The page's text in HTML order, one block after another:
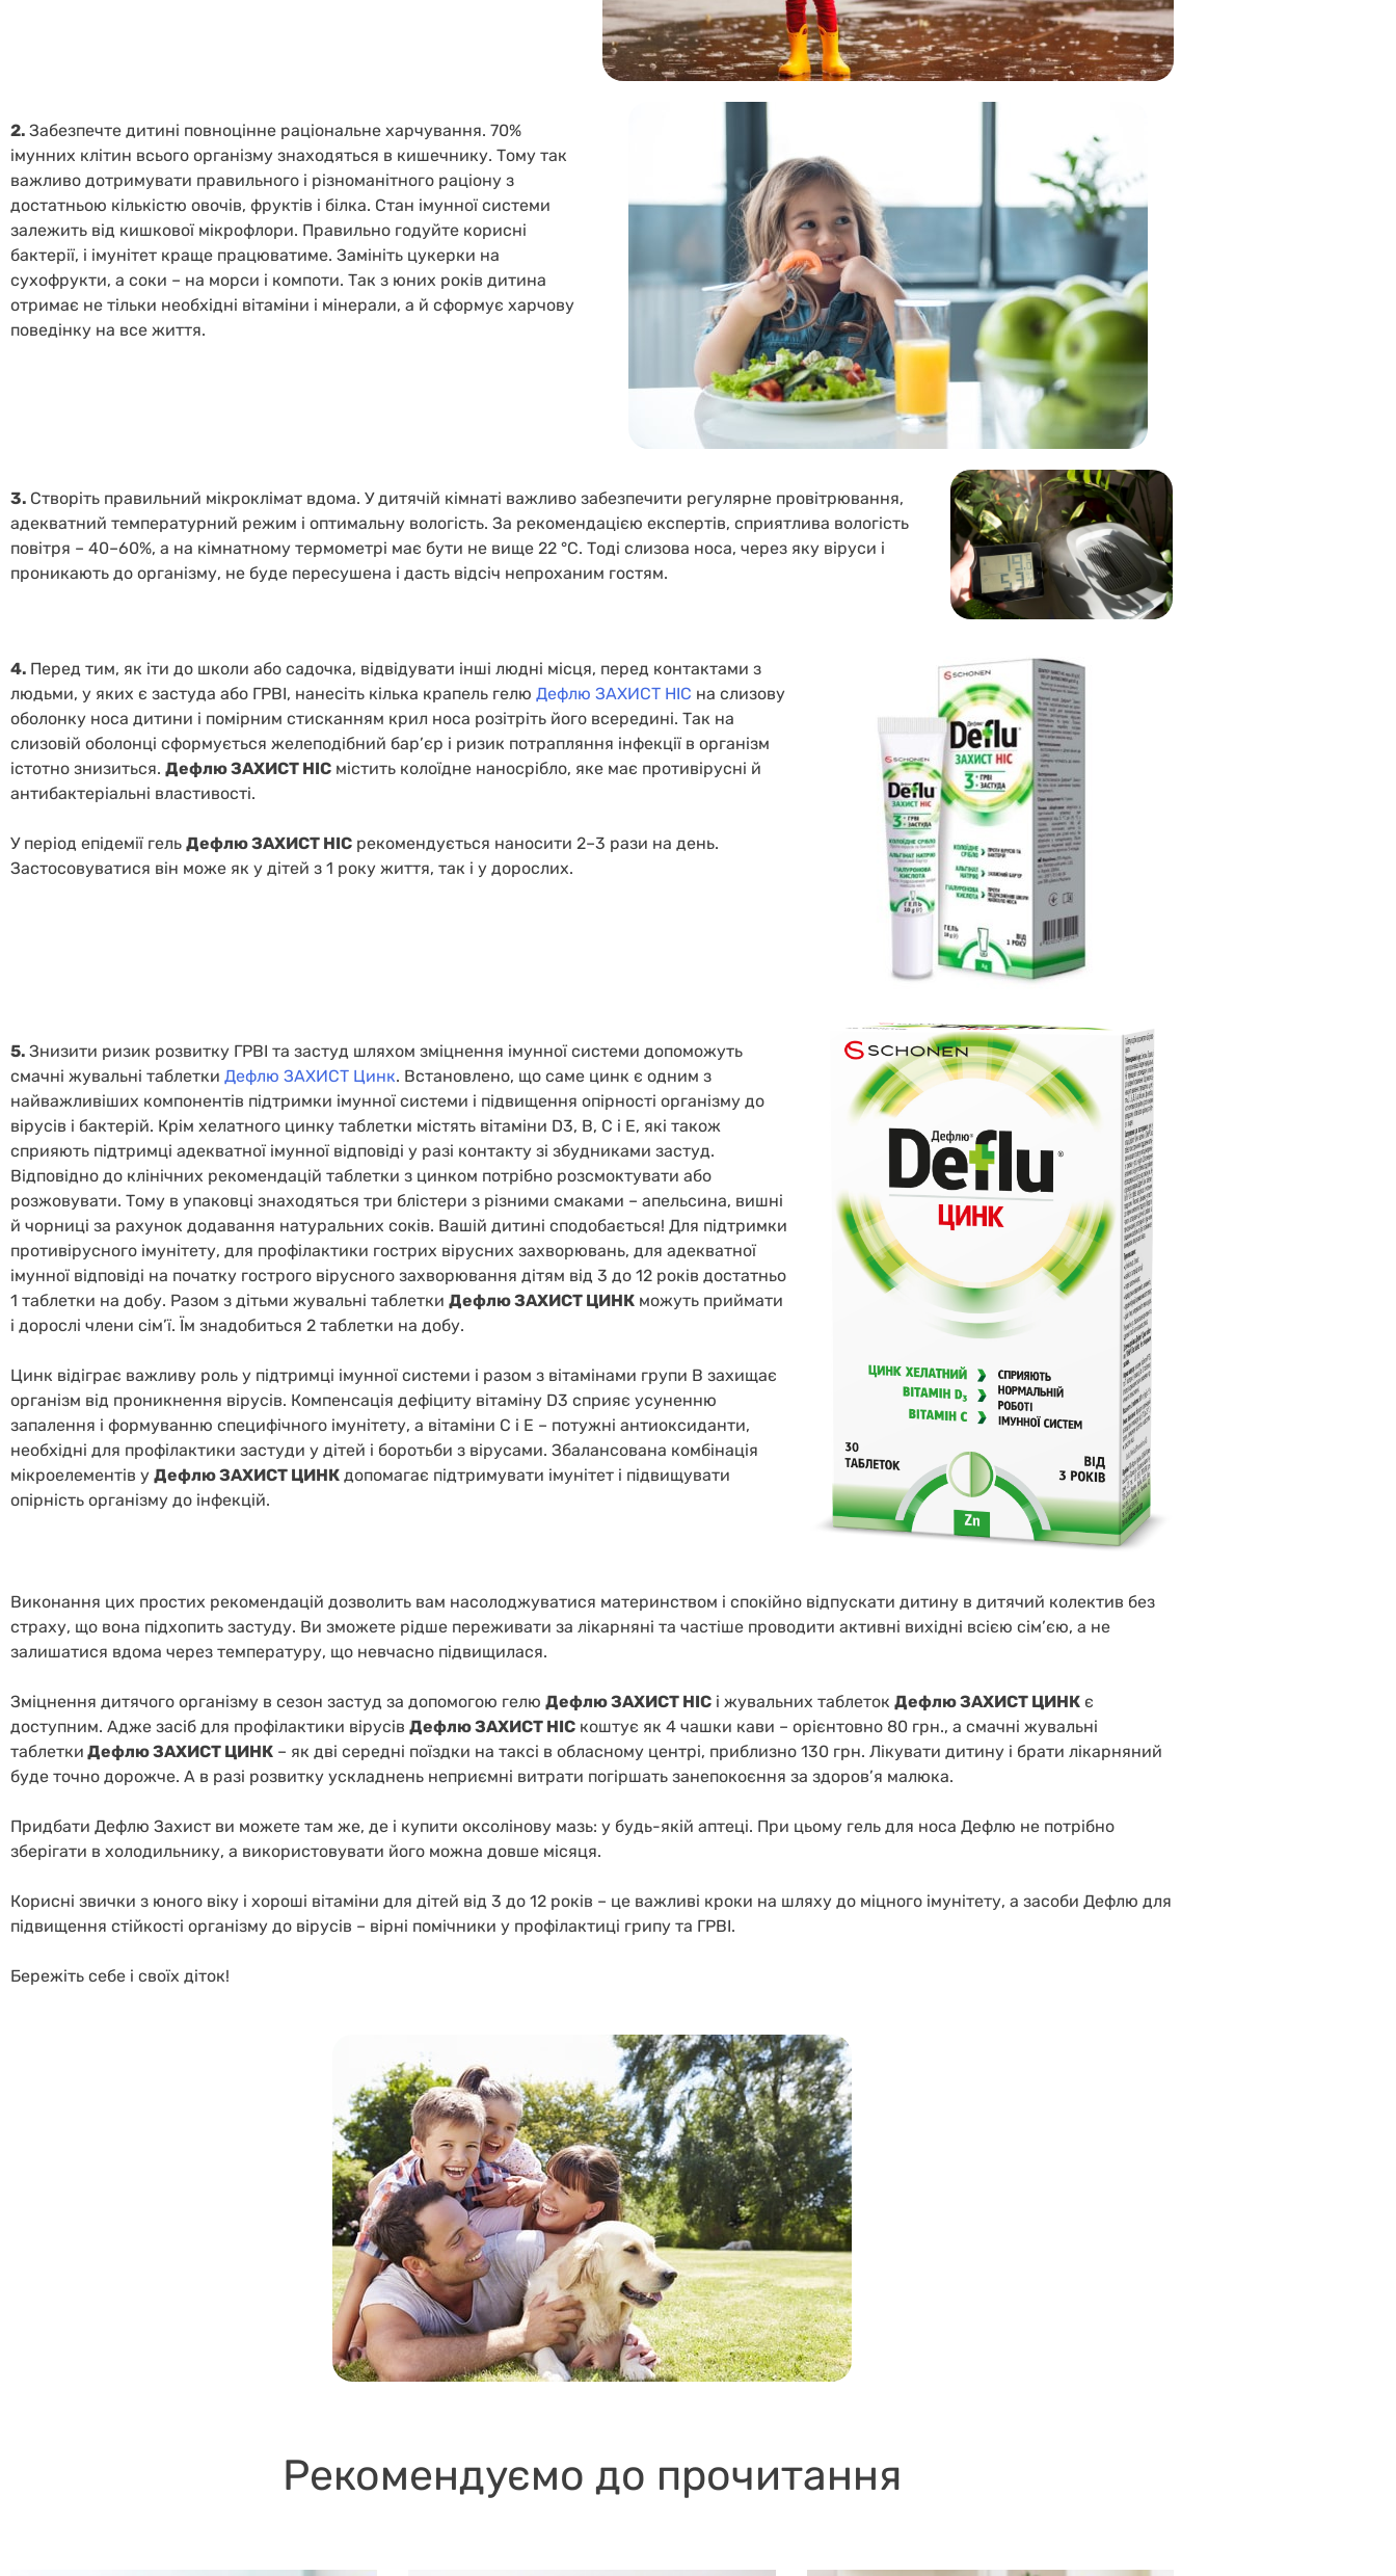
2. Забезпечте дитині повноцінне раціональне харчування. 70%
імунних клітин всього організму знаходяться в кишечнику. Тому так
важливо дотримувати правильного і різноманітного раціону з
достатньою кількістю овочів, фруктів і білка. Стан імунної системи
залежить від кишкової мікрофлори. Правильно годуйте корисні
бактерії, і імунітет краще працюватиме. Замініть цукерки на
сухофрукти, а соки – на морси і компоти. Так з юних років дитина
отримає не тільки необхідні вітаміни і мінерали, а й сформує харчову
поведінку на все життя.
3. Створіть правильний мікроклімат вдома. У дитячій кімнаті важливо забезпечити регулярне провітрювання,
адекватний температурний режим і оптимальну вологість. За рекомендацією експертів, сприятлива вологість
повітря – 40–60%, а на кімнатному термометрі має бути не вище 22 °С. Тоді слизова носа, через яку віруси і
проникають до організму, не буде пересушена і дасть відсіч непроханим гостям.
4. Перед тим, як іти до школи або садочка, відвідувати інші людні місця, перед контактами з
людьми, у яких є застуда або ГРВІ, нанесіть кілька крапель гелю Дефлю ЗАХИСТ НІС на слизову
оболонку носа дитини і помірним стисканням крил носа розітріть його всередині. Так на
слизовій оболонці сформується желеподібний бар’єр і ризик потрапляння інфекції в організм
істотно знизиться. Дефлю ЗАХИСТ НІС містить колоїдне наносрібло, яке має противірусні й
антибактеріальні властивості.
У період епідемії гель Дефлю ЗАХИСТ НІС рекомендується наносити 2–3 рази на день.
Застосовуватися він може як у дітей з 1 року життя, так і у дорослих.
5. Знизити ризик розвитку ГРВІ та застуд шляхом зміцнення імунної системи допоможуть
смачні жувальні таблетки Дефлю ЗАХИСТ Цинк. Встановлено, що саме цинк є одним з
найважливіших компонентів підтримки імунної системи і підвищення опірності організму до
вірусів і бактерій. Крім хелатного цинку таблетки містять вітаміни D3, B, C і Е, які також
сприяють підтримці адекватної імунної відповіді у разі контакту зі збудниками застуд.
Відповідно до клінічних рекомендацій таблетки з цинком потрібно розсмоктувати або
розжовувати. Тому в упаковці знаходяться три блістери з різними смаками – апельсина, вишні
й чорниці за рахунок додавання натуральних соків. Вашій дитині сподобається! Для підтримки
противірусного імунітету, для профілактики гострих вірусних захворювань, для адекватної
імунної відповіді на початку гострого вірусного захворювання дітям від 3 до 12 років достатньо
1 таблетки на добу. Разом з дітьми жувальні таблетки Дефлю ЗАХИСТ ЦИНК можуть приймати
і дорослі члени сім’ї. Їм знадобиться 2 таблетки на добу.
Цинк відіграє важливу роль у підтримці імунної системи і разом з вітамінами групи B захищає
організм від проникнення вірусів. Компенсація дефіциту вітаміну D3 сприяє усуненню
запалення і формуванню специфічного імунітету, а вітаміни С і Е – потужні антиоксиданти,
необхідні для профілактики застуди у дітей і боротьби з вірусами. Збалансована комбінація
мікроелементів у Дефлю ЗАХИСТ ЦИНК допомагає підтримувати імунітет і підвищувати
опірність організму до інфекцій.
Виконання цих простих рекомендацій дозволить вам насолоджуватися материнством і спокійно відпускати дитину в дитячий колектив без
страху, що вона підхопить застуду. Ви зможете рідше переживати за лікарняні та частіше проводити активні вихідні всією сім’єю, а не
залишатися вдома через температуру, що невчасно підвищилася.
Зміцнення дитячого організму в сезон застуд за допомогою гелю Дефлю ЗАХИСТ НІС і жувальних таблеток Дефлю ЗАХИСТ ЦИНК є
доступним. Адже засіб для профілактики вірусів Дефлю ЗАХИСТ НІС коштує як 4 чашки кави – орієнтовно 80 грн., а смачні жувальні
таблетки Дефлю ЗАХИСТ ЦИНК – як дві середні поїздки на таксі в обласному центрі, приблизно 130 грн. Лікувати дитину і брати лікарняний
буде точно дорожче. А в разі розвитку ускладнень неприємні витрати погіршать занепокоєння за здоров’я малюка.
Придбати Дефлю Захист ви можете там же, де і купити оксолінову мазь: у будь-якій аптеці. При цьому гель для носа Дефлю не потрібно
зберігати в холодильнику, а використовувати його можна довше місяця.
Корисні звички з юного віку і хороші вітаміни для дітей від 3 до 12 років – це важливі кроки на шляху до міцного імунітету, а засоби Дефлю для
підвищення стійкості організму до вірусів – вірні помічники у профілактиці грипу та ГРВІ.
Бережіть себе і своїх діток!
Рекомендуємо до прочитання